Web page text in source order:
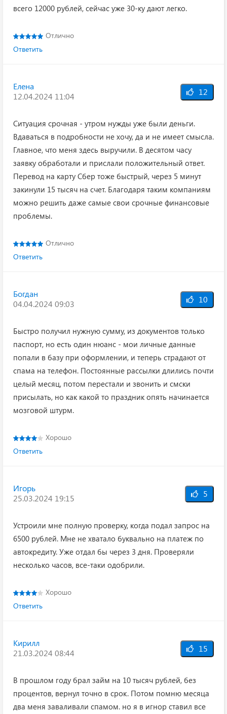
всего 12000 рублей, сейчас уже 30-ку дают легко.
Отлично
Ответить
Елена
12.04.2024 11:04
12
Ситуация срочная - утром нужды уже были деньги.
Вдаваться в подробности не хочу, да и не имеет смысла.
Главное, что меня здесь выручили. В десятом часу
заявку обработали и прислали положительный ответ.
Перевод на карту Сбер тоже быстрый, через 5 минут
закинули 15 тысяч на счет. Благодаря таким компаниям
можно решить даже самые свои срочные финансовые
проблемы.
Отлично
Ответить
Богдан
04.04.2024 09:03
10
Быстро получил нужную сумму, из документов только
паспорт, но есть один нюанс - мои личные данные
попали в базу при оформлении, и теперь страдают от
спама на телефон. Постоянные рассылки длились почти
целый месяц, потом перестали и звонить и смски
присылать, но как какой то праздник опять начинается
мозговой штурм.
Хорошо
Ответить
Игорь
25.03.2024 19:15
5
Устроили мне полную проверку, когда подал запрос на
6500 рублей. Мне не хватало буквально на платеж по
автокредиту. Уже отдал бы через 3 дня. Проверяли
несколько часов, все-таки одобрили.
Хорошо
Ответить
Кирилл
21.03.2024 08:44
15
В прошлом году брал займ на 10 тысяч рублей, без
процентов, вернул точно в срок. Потом помню месяца
два меня заваливали спамом. но я в игнор ставил все